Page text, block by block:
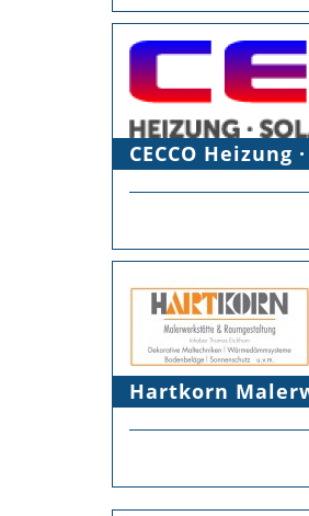
CECCO Heizung
Hartkorn